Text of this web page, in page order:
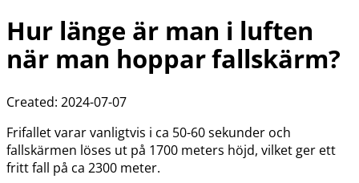
Hur länge är man i luften
när man hoppar fallskärm?
Created: 2024-07-07
Frifallet varar vanligtvis i ca 50-60 sekunder och
fallskärmen löses ut på 1700 meters höjd, vilket ger ett
fritt fall på ca 2300 meter.